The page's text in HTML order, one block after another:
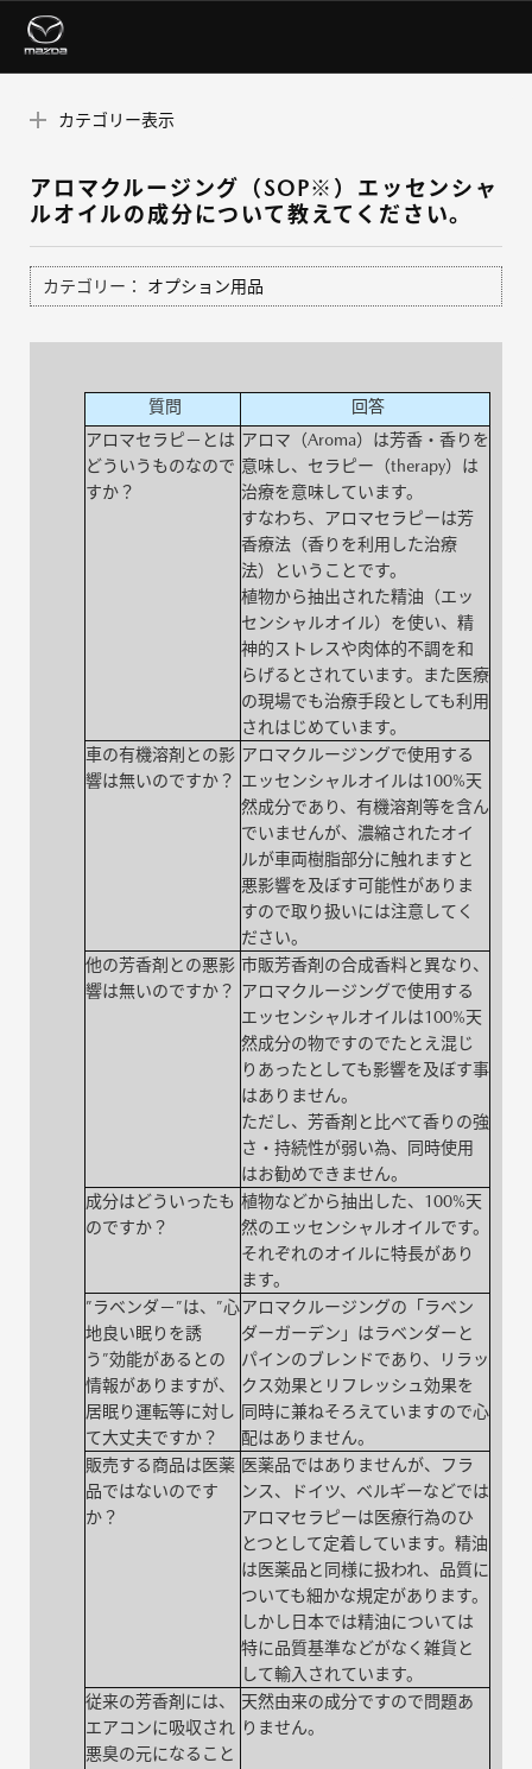
カテゴリー表示
アロマクルージング（SOP※）エッセンシャ
ルオイルの成分について教えてください。
カテゴリー： オプション用品
質問
回答
アロマセラピ－とは
どういうものなので
すか？
アロマ（Aroma）は芳香・香りを
意味し、セラピー（therapy）は
治療を意味しています。
すなわち、アロマセラピーは芳
香療法（香りを利用した治療
法）ということです。
植物から抽出された精油（エッ
センシャルオイル）を使い、精
神的ストレスや肉体的不調を和
らげるとされています。また医療
の現場でも治療手段としても利用
されはじめています。
車の有機溶剤との影
響は無いのですか？
アロマクルージングで使用する
エッセンシャルオイルは100%天
然成分であり、有機溶剤等を含ん
でいませんが、濃縮されたオイ
ルが車両樹脂部分に触れますと
悪影響を及ぼす可能性がありま
すので取り扱いには注意してく
ださい。
他の芳香剤との悪影
響は無いのですか？
市販芳香剤の合成香料と異なり、
アロマクルージングで使用する
エッセンシャルオイルは100%天
然成分の物ですのでたとえ混じ
りあったとしても影響を及ぼす事
はありません。
ただし、芳香剤と比べて香りの強
さ・持続性が弱い為、同時使用
はお勧めできません。
成分はどういったも
のですか？
植物などから抽出した、100%天
然のエッセンシャルオイルです。
それぞれのオイルに特長があり
ます。
”ラベンダ－”は、”心
地良い眠りを誘
う”効能があるとの
情報がありますが、
居眠り運転等に対し
て大丈夫ですか？
アロマクルージングの「ラベン
ダーガーデン」はラベンダーと
パインのブレンドであり、リラッ
クス効果とリフレッシュ効果を
同時に兼ねそろえていますので心
配はありません。
販売する商品は医薬
品ではないのです
か？
医薬品ではありませんが、フラ
ンス、ドイツ、ベルギーなどでは
アロマセラピーは医療行為のひ
とつとして定着しています。精油
は医薬品と同様に扱われ、品質に
ついても細かな規定があります。
しかし日本では精油については
特に品質基準などがなく雑貨と
して輸入されています。
従来の芳香剤には、
エアコンに吸収され
悪臭の元になること
天然由来の成分ですので問題あ
りません。